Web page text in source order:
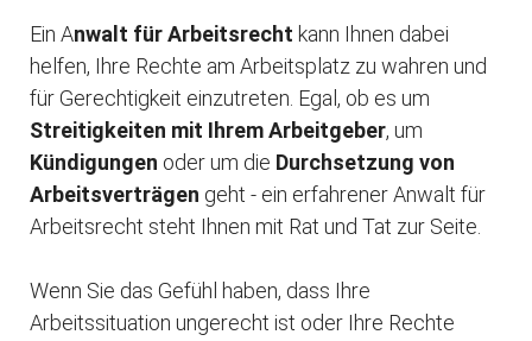
Ein Anwalt für Arbeitsrecht kann Ihnen dabei
helfen, Ihre Rechte am Arbeitsplatz zu wahren und
für Gerechtigkeit einzutreten. Egal, ob es um
Streitigkeiten mit Ihrem Arbeitgeber, um
Kündigungen oder um die Durchsetzung von
Arbeitsverträgen geht - ein erfahrener Anwalt für
Arbeitsrecht steht Ihnen mit Rat und Tat zur Seite.
Wenn Sie das Gefühl haben, dass Ihre
Arbeitssituation ungerecht ist oder Ihre Rechte